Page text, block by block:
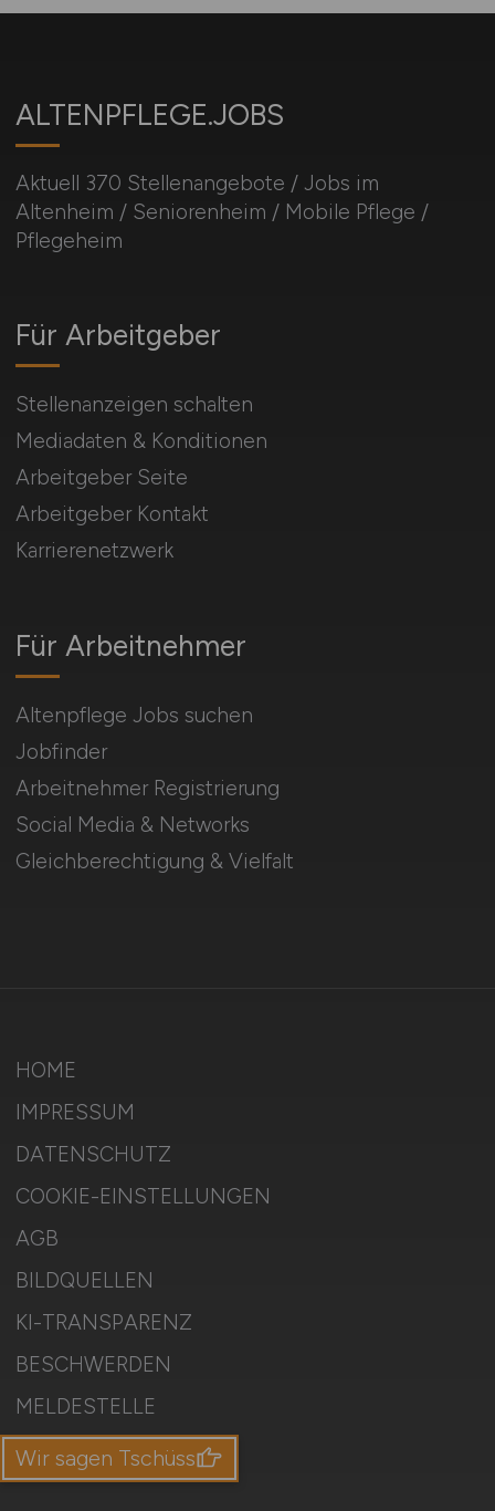
ALTENPFLEGE.JOBS
Aktuell 370 Stellenangebote / Jobs im
Altenheim / Seniorenheim / Mobile Pflege /
Pflegeheim
Für Arbeitnehmer
Altenpflege Jobs suchen
Jobfinder
Arbeitnehmer Registrierung
Social Media & Networks
Gleichberechtigung & Vielfalt
Für Arbeitgeber
Stellenanzeigen schalten
Mediadaten & Konditionen
Arbeitgeber Seite
Arbeitgeber Kontakt
Karrierenetzwerk
HOME
IMPRESSUM
DATENSCHUTZ
COOKIE-EINSTELLUNGEN
AGB
BILDQUELLEN
KI-TRANSPARENZ
BESCHWERDEN
MELDESTELLE
SITEMAP
Wir sagen Tschüss